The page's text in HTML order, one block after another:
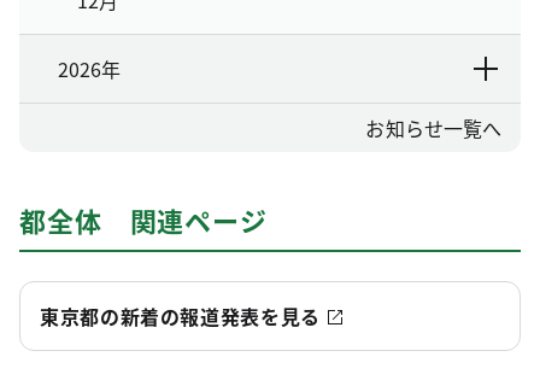
2026年
お知らせ一覧へ
都全体 関連ページ
東京都の新着の報道発表を見る